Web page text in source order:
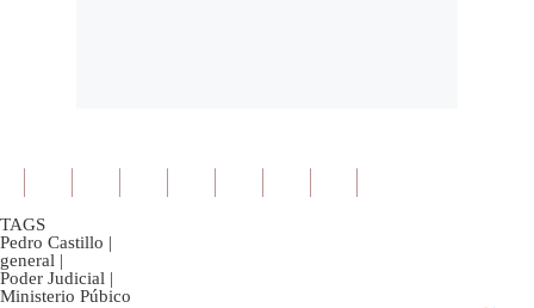
TAGS
Pedro Castillo |
general |
Poder Judicial |
Ministerio Púbico